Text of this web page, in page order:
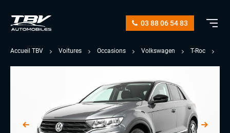
03 88 06 54 83
Accueil TBV Voitures Occasions Volkswagen T-Roc